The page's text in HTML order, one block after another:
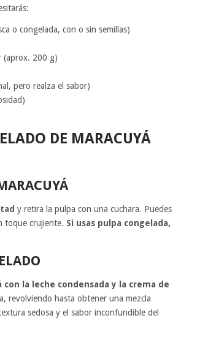
o congelada, con o sin semillas)
(aprox. 200 g)
pero realza el sabor)
DE MARACUYÁ
y retira la pulpa con una cuchara. Puedes
toque crujiente. Si usas pulpa congelada,
con la leche condensada y la crema de
revolviendo hasta obtener una mezcla
sedosa y el sabor inconfundible del